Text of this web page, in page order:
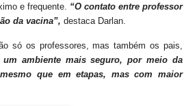
e frequente. “O contato entre professor
da vacina”, destaca Darlan.
só os professores, mas também os pais,
um ambiente mais seguro, por meio da
que em etapas, mas com maior